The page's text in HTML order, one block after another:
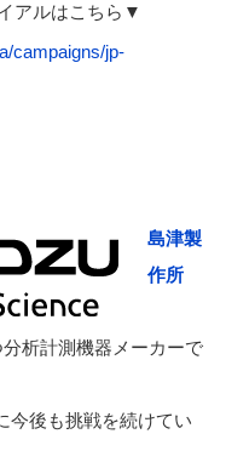
アルはこちら▼
campaigns/jp-
島津製
作所
析計測機器メーカーで
今後も挑戦を続けてい